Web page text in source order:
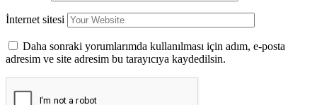
İnternet sitesi
Daha sonraki yorumlarımda kullanılması için adım, e-posta
adresim ve site adresim bu tarayıcıya kaydedilsin.